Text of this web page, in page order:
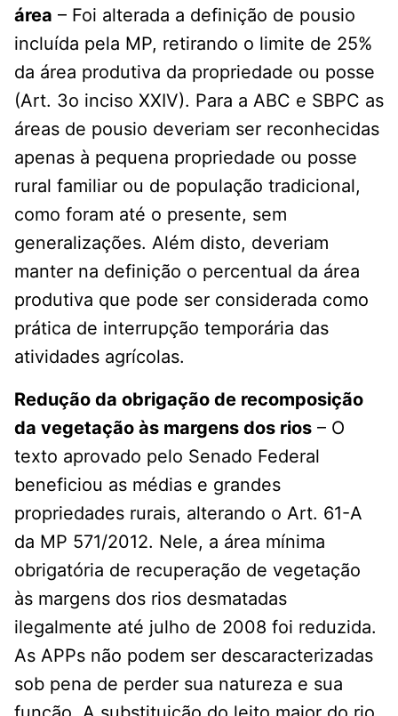
área – Foi alterada a definição de pousio
incluída pela MP, retirando o limite de 25%
da área produtiva da propriedade ou posse
(Art. 3o inciso XXIV). Para a ABC e SBPC as
áreas de pousio deveriam ser reconhecidas
apenas à pequena propriedade ou posse
rural familiar ou de população tradicional,
como foram até o presente, sem
generalizações. Além disto, deveriam
manter na definição o percentual da área
produtiva que pode ser considerada como
prática de interrupção temporária das
atividades agrícolas.
Redução da obrigação de recomposição
da vegetação às margens dos rios – O
texto aprovado pelo Senado Federal
beneficiou as médias e grandes
propriedades rurais, alterando o Art. 61-A
da MP 571/2012. Nele, a área mínima
obrigatória de recuperação de vegetação
às margens dos rios desmatadas
ilegalmente até julho de 2008 foi reduzida.
As APPs não podem ser descaracterizadas
sob pena de perder sua natureza e sua